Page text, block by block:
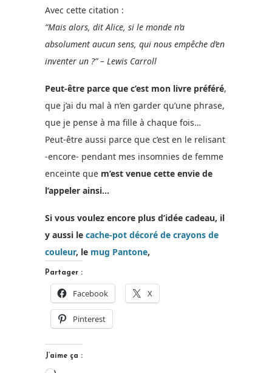
Avec cette citation :
“Mais alors, dit Alice, si le monde n’a
absolument aucun sens, qui nous empêche d’en
inventer un ?” – Lewis Carroll
Peut-être parce que c’est mon livre préféré,
que j’ai du mal à n’en garder qu’une phrase,
que je pense à ma fille à chaque fois…
Peut-être aussi parce que c’est en le relisant
-encore- pendant mes insomnies de femme
enceinte que m’est venue cette envie de
l’appeler ainsi…
Si vous voulez encore plus d’idée cadeau, il
y aussi le cache-pot décoré de crayons de
couleur, le mug Pantone,
Partager :
Facebook X
Pinterest
J’aime ça :